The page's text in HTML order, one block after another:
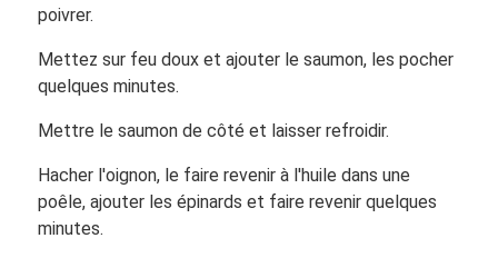
poivrer.
Mettez sur feu doux et ajouter le saumon, les pocher
quelques minutes.
Mettre le saumon de côté et laisser refroidir.
Hacher l'oignon, le faire revenir à l'huile dans une
poêle, ajouter les épinards et faire revenir quelques
minutes.